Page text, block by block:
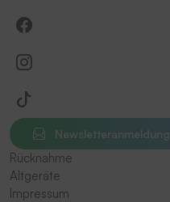
Newsletteranmeldung
Rücknahme
Altgeräte
Impressum